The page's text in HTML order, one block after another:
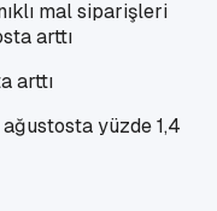
mal siparişleri
arttı
yüzde 1,4